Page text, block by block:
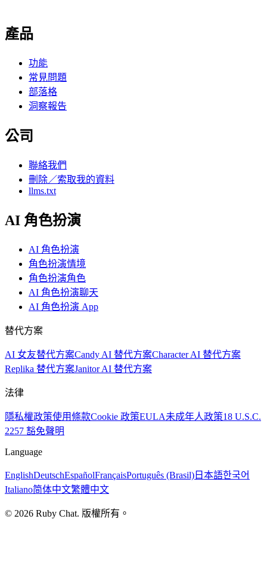
產品
功能
常見問題
部落格
洞察報告
公司
聯絡我們
刪除／索取我的資料
llms.txt
AI 角色扮演
AI 角色扮演
角色扮演情境
角色扮演角色
AI 角色扮演聊天
AI 角色扮演 App
替代方案
AI 女友替代方案Candy AI 替代方案Character AI 替代方案
Replika 替代方案Janitor AI 替代方案
法律
隱私權政策使用條款Cookie 政策EULA未成年人政策18 U.S.C.
2257 豁免聲明
Language
EnglishDeutschEspañolFrançaisPortuguês (Brasil) 日本語한국어
Italiano简体中文繁體中文
© 2026 Ruby Chat. 版權所有。